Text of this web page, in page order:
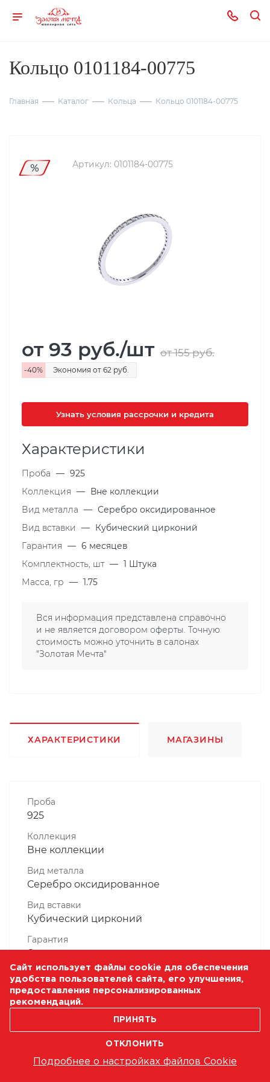
Кольцо 0101184-00775
Главная Каталог Кольца Кольцо 0101184-00775
Артикул: 0101184-00775
от 93 руб./шт от 155руб.
-40% Экономия от 62 руб.
Узнать условия рассрочки и кредита
Характеристики
Проба — 925
Коллекция — Вне коллекции
Вид металла — Серебро оксидированное
Вид вставки
— Кубический цирконий
Гарантия — 6 месяцев
Комплектность, шт — 1 Штука
Масса, гр — 1.75
Вся информация представлена справочно
и не является договором оферты. Точную
стоимость можно уточнить в салонах
"Золотая Мечта"
ХАРАКТЕРИСТИКИ МАГАЗИНЫ
Проба
925
Коллекция
Вне коллекции
Вид металла
Серебро оксидированное
Вид вставки
Кубический цирконий
Гарантия
6 месяцев
Комплектность, шт
1 Штука
Масса, гр
Сайт использует файлы cookie для обеспечения
удобства пользователей сайта, его улучшения,
предоставления персонализированных
рекомендаций.
ПРИНЯТЬ
ОТКЛОНИТЬ
Подробнее о настройках файлов Cookie